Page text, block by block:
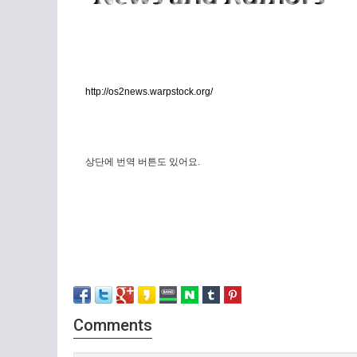
http://os2news.warpstock.org/
상단에 번역 버튼도 있어요.
Comments